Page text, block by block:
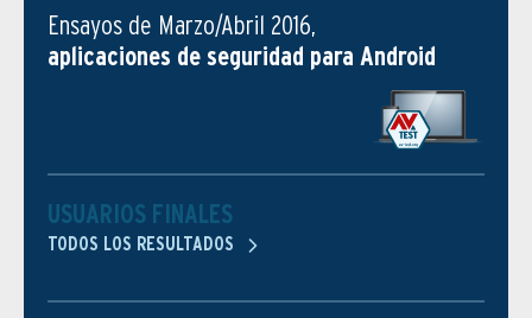
Ensayos de Marzo/Abril 2016,
aplicaciones de seguridad para Android
USUARIOS FINALES
TODOS LOS RESULTADOS